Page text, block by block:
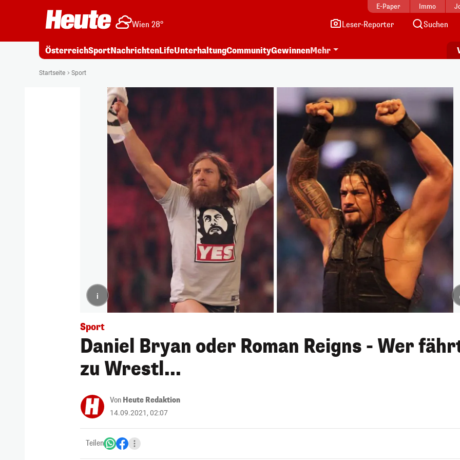
E-Paper Immo
Wien 28° Leser-Reporter Suchen
ÖsterreichSportNachrichtenLifeUnterhaltungCommunityGewinnenMehr
Startseite Sport
i
Sport
Daniel Bryan oder Roman Reigns - Wer
zu Wrestl...
Von Heute Redaktion
14.09.2021, 02:07
Teilen